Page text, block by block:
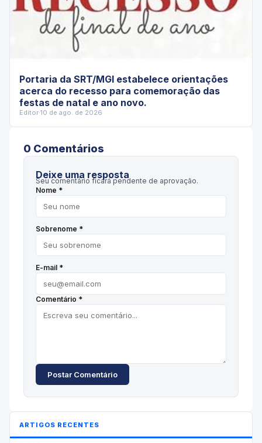
Portaria da SRT/MGI estabelece orientações
acerca do recesso para comemoração das
festas de natal e ano novo.
Editor·10 de ago. de 2026
0 Comentários
Deixe uma resposta
Seu comentário ficará pendente de aprovação.
Nome *
Sobrenome *
E-mail *
Comentário *
Postar Comentário
ARTIGOS RECENTES